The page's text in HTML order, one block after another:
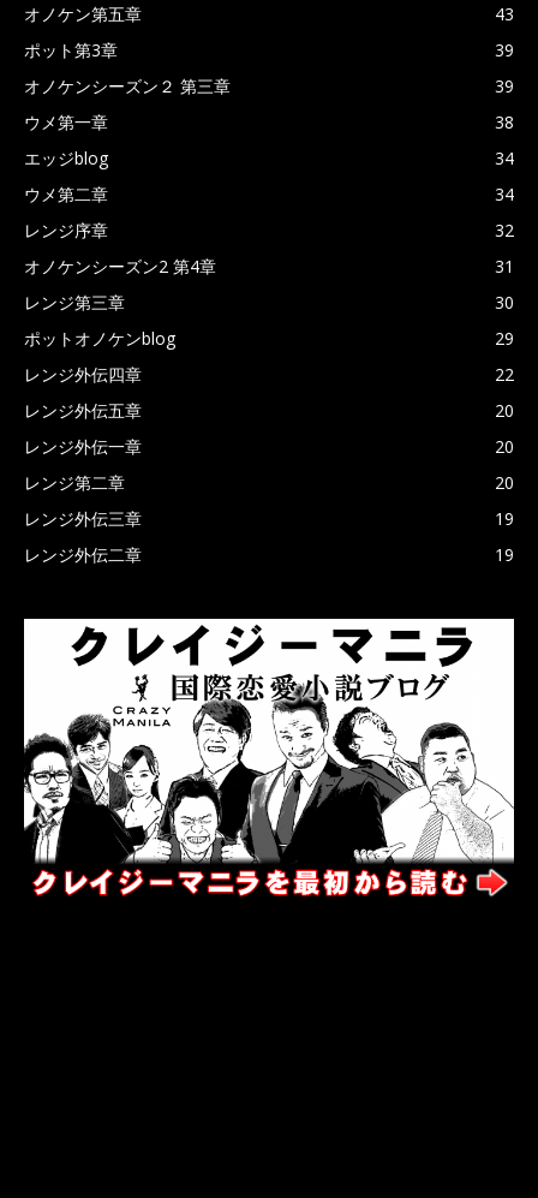
オノケン第五章
43
ポット第3章
39
オノケンシーズン２ 第三章
39
ウメ第一章
38
エッジblog
34
ウメ第二章
34
レンジ序章
32
オノケンシーズン2 第4章
31
レンジ第三章
30
ポットオノケンblog
29
レンジ外伝四章
22
レンジ外伝五章
20
レンジ外伝一章
20
レンジ第二章
20
レンジ外伝三章
19
レンジ外伝二章
19